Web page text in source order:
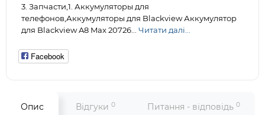
3. Запчасти,1. Аккумуляторы для
телефонов,Аккумуляторы для Blackview Аккумулятор
для Blackview A8 Max 20726... Читати далі...
Facebook
Опис Відгуки 0 Питання - відповідь 0